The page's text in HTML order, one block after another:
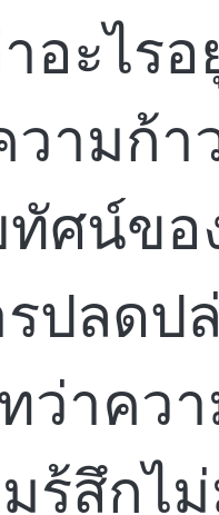
อะไร
วามก้
ทัศน์ข
รปลด
ว่าคว
รู้สึกไ